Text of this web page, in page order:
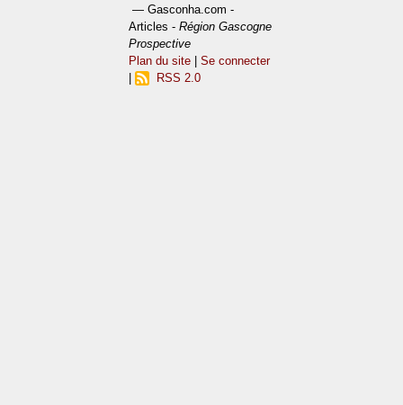
— Gasconha.com -
Articles -Région Gascogne
Prospective
Plan du site |Se connecter
RSS 2.0